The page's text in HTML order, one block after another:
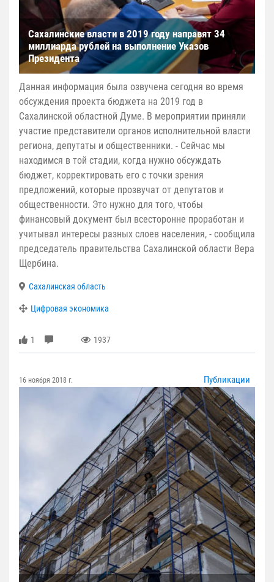
Сахалинские власти в 2019 году направят 34
миллиарда рублей на выполнение Указов
Президента
Данная информация была озвучена сегодня во время
обсуждения проекта бюджета на 2019 год в
Сахалинской областной Думе. В мероприятии приняли
участие представители органов исполнительной власти
региона, депутаты и общественники. - Сейчас мы
находимся в той стадии, когда нужно обсуждать
бюджет, корректировать его с точки зрения
предложений, которые прозвучат от депутатов и
общественности. Это нужно для того, чтобы
финансовый документ был всесторонне проработан и
учитывал интересы разных слоев населения, - сообщила
председатель правительства Сахалинской области Вера
Щербина.
Сахалинская область
Цифровая экономика
1 1937
16 ноября 2018 г. Публикации